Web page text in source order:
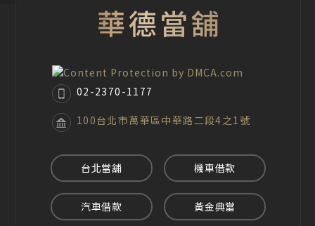
台北當舖 機車借款
汽車借款 黃金典當
02-2370-1177
100台北市萬華區中華路二段4之1號